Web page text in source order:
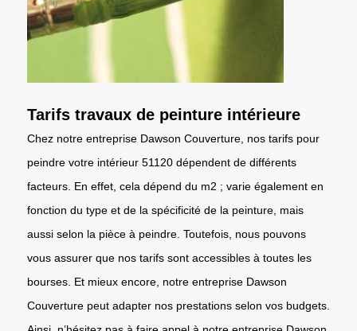
Tarifs travaux de peinture intérieure
Chez notre entreprise Dawson Couverture, nos tarifs pour
peindre votre intérieur 51120 dépendent de différents
facteurs. En effet, cela dépend du m2 ; varie également en
fonction du type et de la spécificité de la peinture, mais
aussi selon la pièce à peindre. Toutefois, nous pouvons
vous assurer que nos tarifs sont accessibles à toutes les
bourses. Et mieux encore, notre entreprise Dawson
Couverture peut adapter nos prestations selon vos budgets.